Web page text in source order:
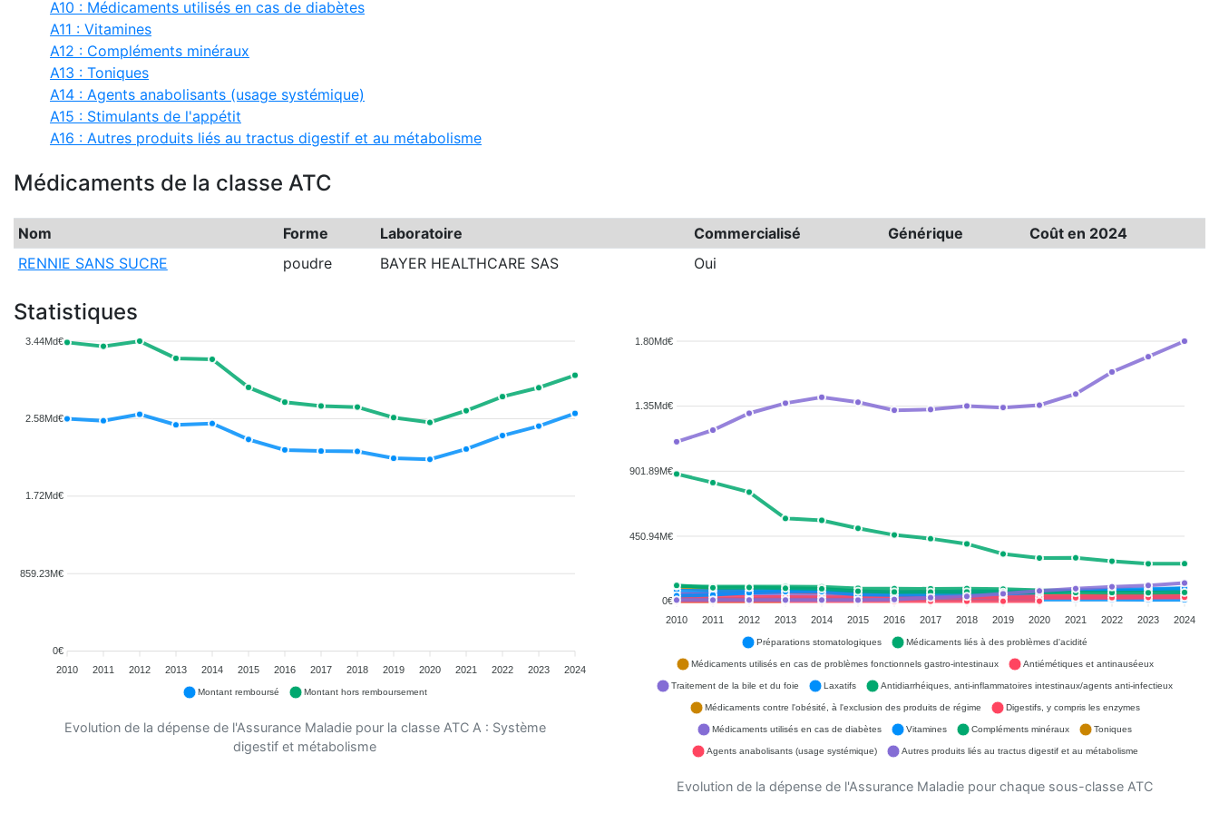
A10 : Médicaments utilisés en cas de diabètes
A11 : Vitamines
A12 : Compléments minéraux
A13 : Toniques
A14 : Agents anabolisants (usage systémique)
A15 : Stimulants de l'appétit
A16 : Autres produits liés au tractus digestif et au métabolisme
Médicaments de la classe ATC
Nom Forme Laboratoire Commercialisé Générique
Coût en 2024
RENNIE SANS SUCRE
poudre BAYER HEALTHCARE SAS Oui
Statistiques
3.44Md€
2.58Md€
1.72Md€
859.23M€
0€
2010
2011 2012 2013 2014 2015 2016 2017 2018 2019 2020 2021 2022 2023 2024
Montant remboursé Montant hors remboursement
Evolution de la dépense de l'Assurance Maladie pour la classe ATC A : Système
digestif et métabolisme
1.80Md€
1.35Md€
901.89M€
450.94M€
0€
2010
2011 2012 2013 2014 2015 2016 2017 2018 2019 2020 2021 2022 2023 2024
Préparations stomatologiques Médicaments liés à des problèmes d'acidité
Médicaments utilisés en cas de problèmes fonctionnels gastro-intestinaux Antiémétiques et antinauséeux
Traitement de la bile et du foie Laxatifs Antidiarrhéiques, anti-inflammatoires intestinaux/agents anti-infectieux
Médicaments contre l'obésité, à l'exclusion des produits de régime Digestifs, y compris les enzymes
Médicaments utilisés en cas de diabètes Vitamines Compléments minéraux Toniques
Agents anabolisants (usage systémique) Autres produits liés au tractus digestif et au métabolisme
Evolution de la dépense de l'Assurance Maladie pour chaque sous-classe ATC